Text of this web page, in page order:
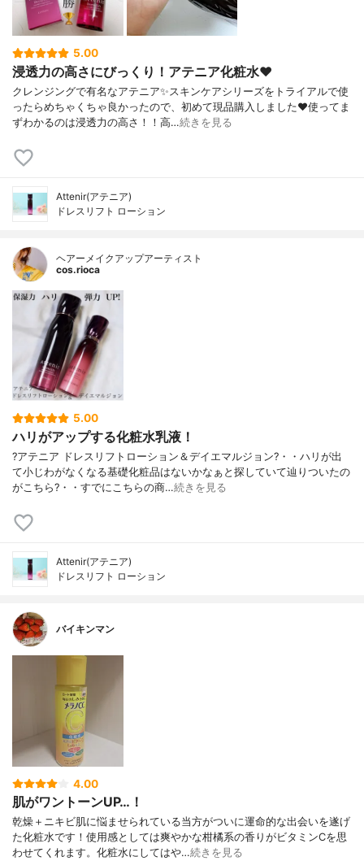
5.00
浸透力の高さにびっくり！アテニア化粧水❤️
クレンジングで有名なアテニア✨スキンケアシリーズをトライアルで使
ったらめちゃくちゃ良かったので、初めて現品購入しました❤️使ってま
ずわかるのは浸透力の高さ！！高…続きを見る
Attenir(アテニア)
ドレスリフト ローション
ヘアーメイクアップアーティスト
cos.rioca
5.00
ハリがアップする化粧水乳液！
?アテニア ドレスリフトローション＆デイエマルジョン?・・ハリが出
て小じわがなくなる基礎化粧品はないかなぁと探していて辿りついたの
がこちら?・・すでにこちらの商…続きを見る
Attenir(アテニア)
ドレスリフト ローション
バイキンマン
4.00
肌がワントーンUP…！
乾燥＋ニキビ肌に悩ませられている当方がついに運命的な出会いを遂げ
た化粧水です！使用感としては爽やかな柑橘系の香りがビタミンCを思
わせてくれます。化粧水にしてはや…続きを見る